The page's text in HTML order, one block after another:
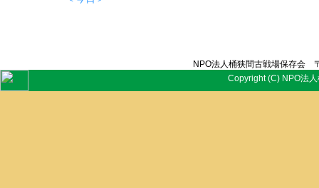
NPO法人桶狭間古戦場保存
Copyright (C) NPO法